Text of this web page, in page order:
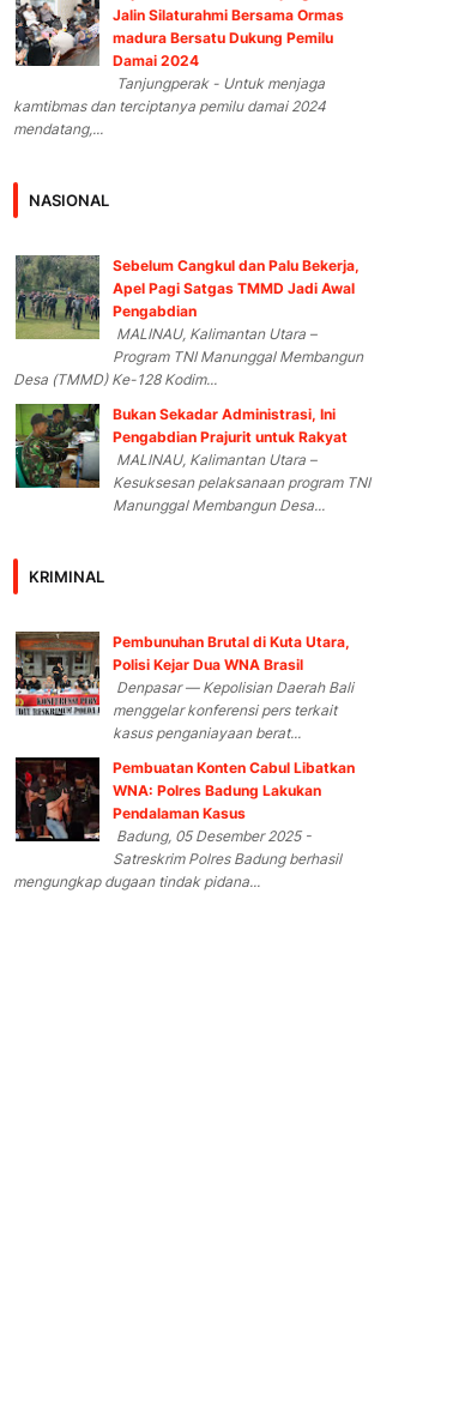
Jalin Silaturahmi Bersama Ormas
madura Bersatu Dukung Pemilu
Damai 2024
Tanjungperak - Untuk menjaga
kamtibmas dan terciptanya pemilu damai 2024
mendatang,...
NASIONAL
Sebelum Cangkul dan Palu Bekerja,
Apel Pagi Satgas TMMD Jadi Awal
Pengabdian
MALINAU, Kalimantan Utara –
Program TNI Manunggal Membangun
Desa (TMMD) Ke-128 Kodim...
Bukan Sekadar Administrasi, Ini
Pengabdian Prajurit untuk Rakyat
MALINAU, Kalimantan Utara –
Kesuksesan pelaksanaan program TNI
Manunggal Membangun Desa...
KRIMINAL
Pembunuhan Brutal di Kuta Utara,
Polisi Kejar Dua WNA Brasil
Denpasar — Kepolisian Daerah Bali
menggelar konferensi pers terkait
kasus penganiayaan berat...
Pembuatan Konten Cabul Libatkan
WNA: Polres Badung Lakukan
Pendalaman Kasus
Badung, 05 Desember 2025 -
Satreskrim Polres Badung berhasil
mengungkap dugaan tindak pidana...